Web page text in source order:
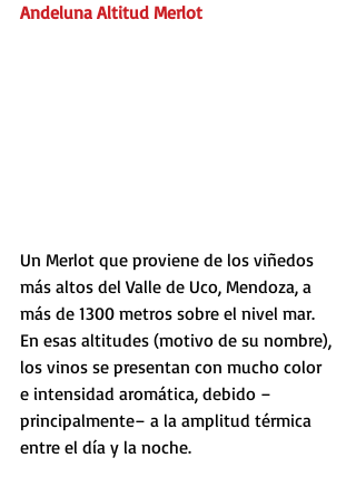
Andeluna Altitud Merlot
Un Merlot que proviene de los viñedos
más altos del Valle de Uco, Mendoza, a
más de 1300 metros sobre el nivel mar.
En esas altitudes (motivo de su nombre),
los vinos se presentan con mucho color
e intensidad aromática, debido –
principalmente– a la amplitud térmica
entre el día y la noche.